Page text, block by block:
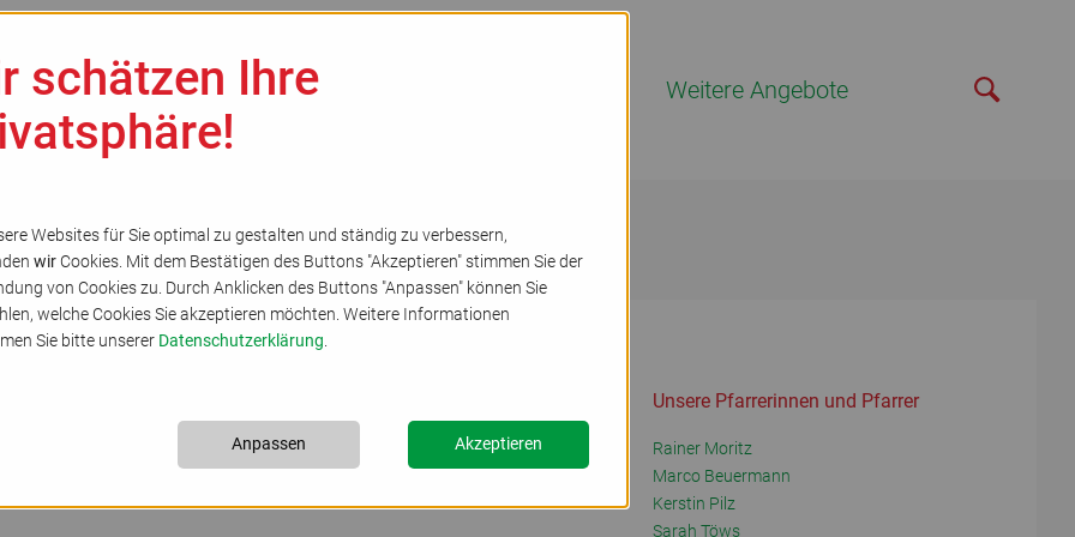
Kirchenkreis Gemeinden Weitere Angebote
Unsere Pfarrerinnen und Pfarrer
Rainer Moritz
Marco Beuermann
Kerstin Pilz
Sarah Töws
schätzen Ihre
Websites für Sie optimal zu gestalten und ständig zu verbessern,
wir Cookies. Mit dem Bestätigen des Buttons "Akzeptieren" stimmen Sie der
von Cookies zu. Durch Anklicken des Buttons "Anpassen" können Sie
welche Cookies Sie akzeptieren möchten. Weitere Informationen
Sie bitte unserer Datenschutzerklärung
Anpassen Akzeptieren